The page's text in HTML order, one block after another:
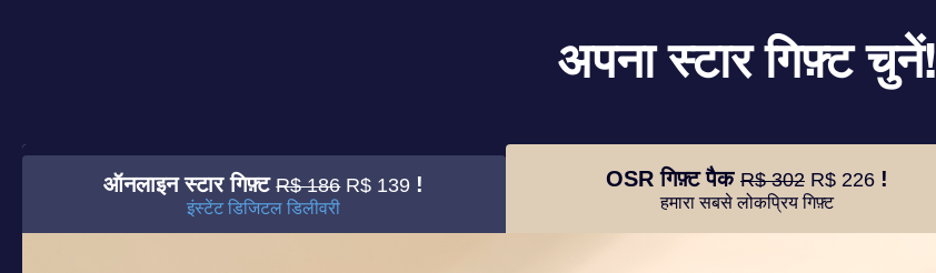
अपना स्टार गिफ़्ट चुनें!
ऑनलाइन स्टार गिफ़्टR$ 186 R$ 139 !
इंस्टेंट डिजिटल डिलीवरी
OSR गिफ़्ट पैक R$ 302 R$ 226 !
हमारा सबसे लोकप्रिय गिफ़्ट